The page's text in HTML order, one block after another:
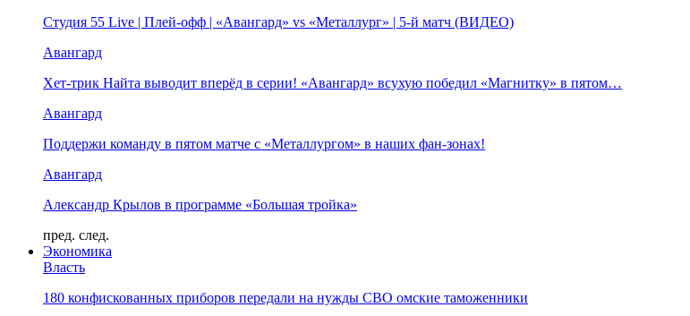
Студия 55 Live | Плей-офф | «Авангард» vs «Металлург» | 5-й матч (ВИДЕО)
Авангард
Хет-трик Найта выводит вперёд в серии! «Авангард» всухую победил «Магнитку» в пятом…
Авангард
Поддержи команду в пятом матче с «Металлургом» в наших фан-зонах!
Авангард
Александр Крылов в программе «Большая тройка»
пред. след.
Экономика
Власть
180 конфискованных приборов передали на нужды СВО омские таможенники